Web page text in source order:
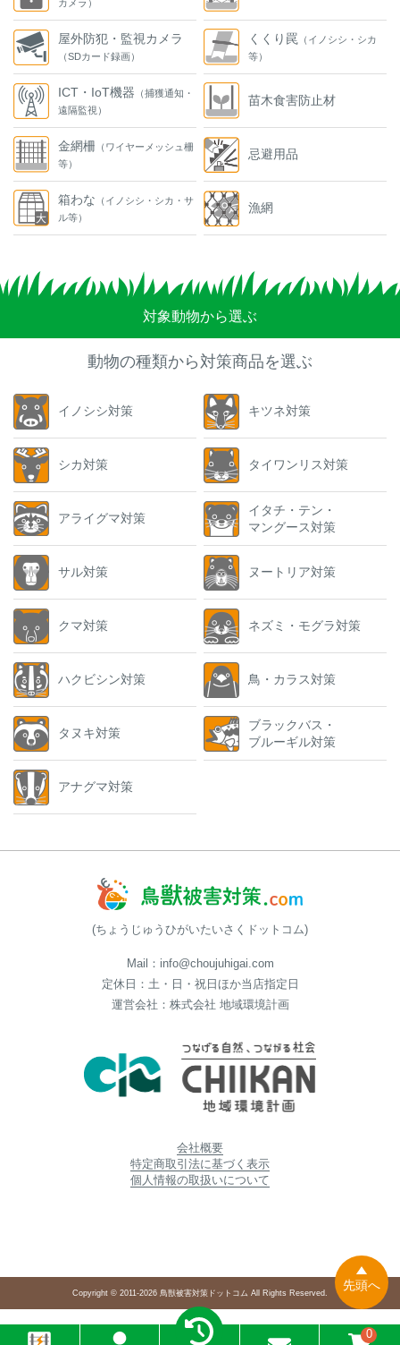
カメラ）
屋外防犯・監視カメラ
（SDカード録画）
ICT・IoT機器 （捕獲通知・
遠隔監視）
金網柵 （ワイヤーメッシュ柵
等）
箱わな （イノシシ・シカ・サ
ル等）
くくり罠 （イノシシ・シカ
等）
苗木食害防止材
忌避用品
漁網
対象動物から選ぶ
動物の種類から対策商品を選ぶ
イノシシ対策
シカ対策
アライグマ対策
サル対策
クマ対策
ハクビシン対策
タヌキ対策
アナグマ対策
キツネ対策
タイワンリス対策
イタチ・テン・
マングース対策
ヌートリア対策
ネズミ・モグラ対策
鳥・カラス対策
ブラックバス・
ブルーギル対策
(ちょうじゅうひがいたいさくドットコム)
Mail：info@choujuhigai.com
定休日：土・日・祝日ほか当店指定日
運営会社：株式会社 地域環境計画
会社概要
特定商取引法に基づく表示
個人情報の取扱いについて
Copyright © 2011-2026 鳥獣被害対策ドットコム All Rights Reserved.
0
先頭へ